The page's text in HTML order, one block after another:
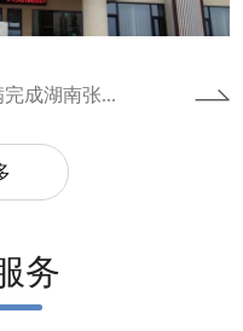
成湖南张...
务